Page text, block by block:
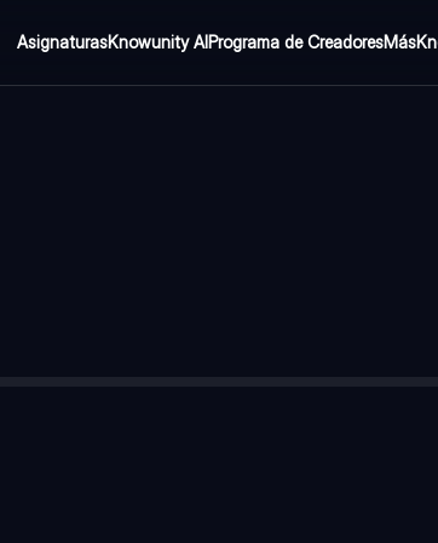
AsignaturasKnowunity AIPrograma de CreadoresMás
Sólido:
de una sustancia y la densidad de otra que se
densos flotan sobre los más densos.